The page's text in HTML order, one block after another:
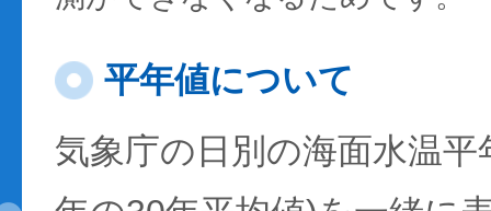
平年値について
気象庁の日別の海面水温